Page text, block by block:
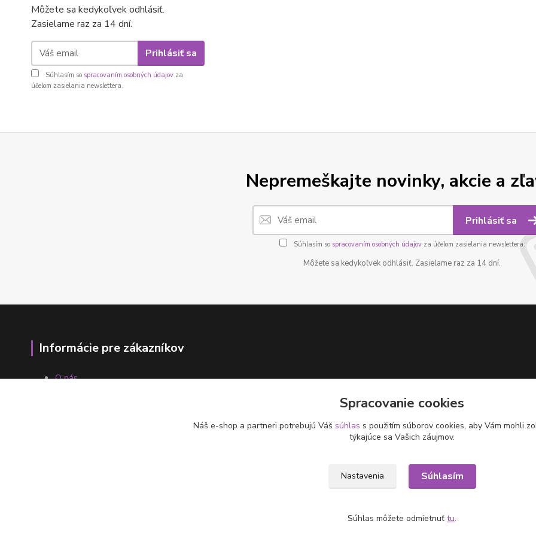
Môžete sa kedykoľvek odhlásiť.
Zasielame raz za 14 dní.
Prihlásiť sa
Súhlasím so spracovaním osobných údajov za
účelom zasielania newslettera.
Nepremeškajte novinky, akcie a
Prihlásiť sa
Súhlasím so spracovaním osobných údajovza účelom zasielania newslettera.
Môžete sa kedykoľvek odhlásiť. Zasielame raz za 14 dní.
Informácie pre zákazníkov
O nás
Spracovanie cookies
Náš e-shop a partneri potrebujú Váš súhlas s použitím súborov cookies, aby Vám mohli
týkajúce sa Vašich záujmov.
Nastavenia Súhlasím
Súhlas môžete odmietnuť tu.